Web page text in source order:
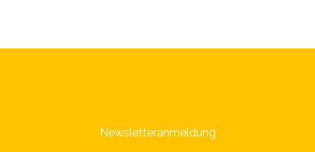
Newsletteranmeldung